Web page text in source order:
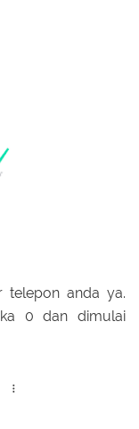
telepon anda ya.
0 dan dimulai